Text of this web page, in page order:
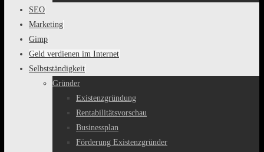
SEO
Marketing
Gimp
Geld verdienen im Internet
Selbstständigkeit
Gründer
Existenzgründung
Rentabilitätsvorschau
Businessplan
Förderung Existenzgründer